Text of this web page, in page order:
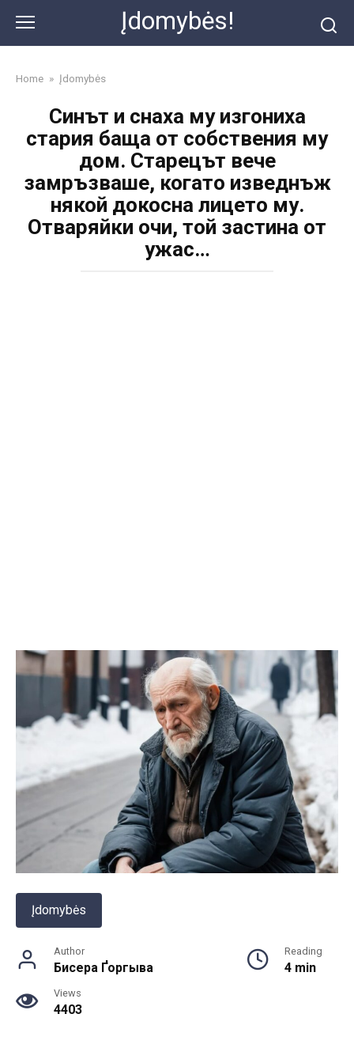
content
Įdomybės!
Home » Įdomybės
Синът и снаха му изгониха
стария баща от собствения му
дом. Старецът вече
замръзваше, когато изведнъж
някой докосна лицето му.
Отваряйки очи, той застина от
ужас…
Įdomybės
Author
Бисера Ґоргыва
Reading
4 min
Views
4403